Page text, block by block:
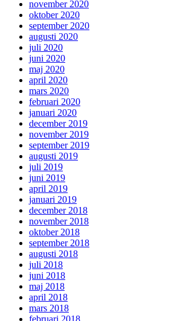
november 2020
oktober 2020
september 2020
augusti 2020
juli 2020
juni 2020
maj 2020
april 2020
mars 2020
februari 2020
januari 2020
december 2019
november 2019
september 2019
augusti 2019
juli 2019
juni 2019
april 2019
januari 2019
december 2018
november 2018
oktober 2018
september 2018
augusti 2018
juli 2018
juni 2018
maj 2018
april 2018
mars 2018